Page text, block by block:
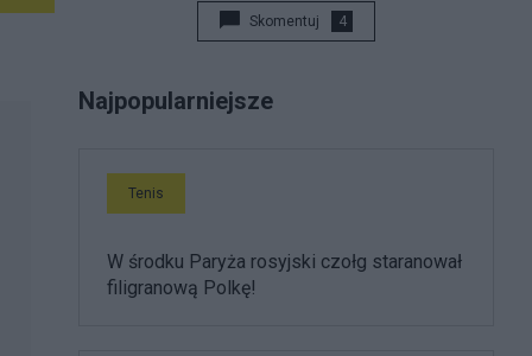
Skomentuj 4
Najpopularniejsze
Tenis
W środku Paryża rosyjski czołg staranował
filigranową Polkę!